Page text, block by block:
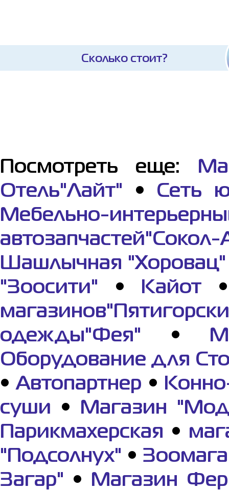
Сколько стоит?
Посмотреть еще:
Отель"Лайт" • Сеть
Мебельно-
Шашлычная "Хоровац"
"Зоосити" • Кайот
одежды"Фея" •
Оборудование для
•Автопартнер •
суши •
Магазин
Парикмахерская •
"Подсолнух" •
Загар" •
Магазин